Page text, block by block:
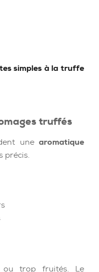
simples à la truffe
truffés
unearomatique
précis.
ou trop fruités. Le